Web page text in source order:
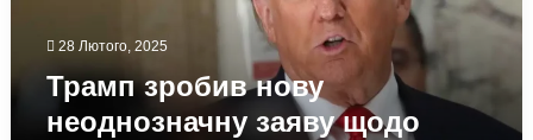
закінчення
Україні:
28 Лютого, 2025
Трамп зробив нову
неоднозначну заяву щодо